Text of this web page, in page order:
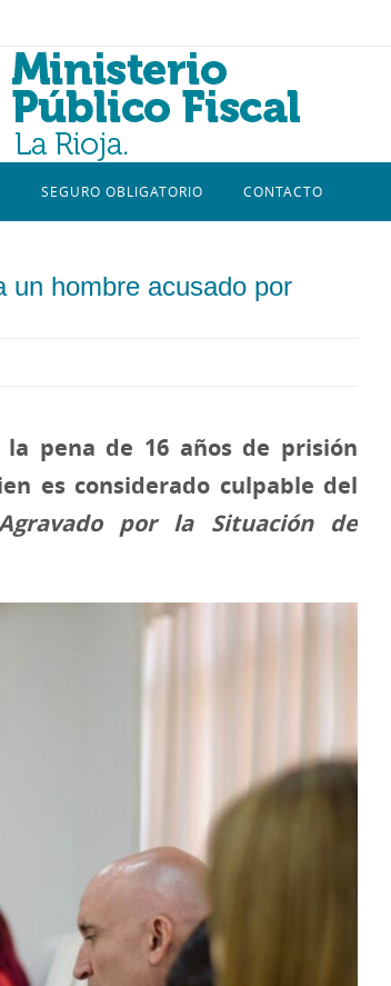
SEGURO OBLIGATORIO CONTACTO
un hombre acusado por
la pena de 16 años de prisión
es considerado culpable del
por la Situación de